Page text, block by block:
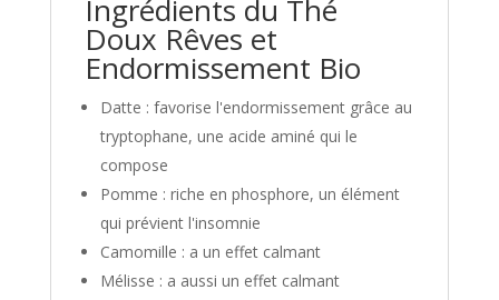
Ingrédients du Thé
Doux Rêves et
Endormissement Bio
Datte : favorise l'endormissement grâce au
tryptophane, une acide aminé qui le
compose
Pomme : riche en phosphore, un élément
qui prévient l'insomnie
Camomille : a un effet calmant
Mélisse : a aussi un effet calmant